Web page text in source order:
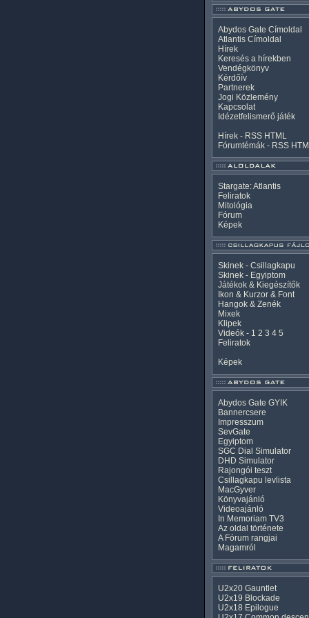
Abydos Gate Címoldal
Atlantis Címoldal
Hírek
Keresés a hírekben
Vendégkönyv
Kérdőív
Partnerek
Jogi Közlemény
Kapcsolat
Idézetfelismerő játék
Hírek - RSS HTML
Fórumtémák - RSS
Stargate: Atlantis
Feliratok
Mitológia
Fórum
Képek
Skinek - Csillagkapu
Skinek - Egyiptom
Játékok & Kiegészítők
Ikon & Kurzor & Font
Hangok & Zenék
Mixek
Klipek
Videók- 1 2 3 4 5
Feliratok
Képek
Abydos Gate GYIK
Bannercsere
Impresszum
SevGate
Egyiptom
SGC Dial Simulator
DHD Simulator
Rajongói teszt
Csillagkapu levlista
MacGyver
Könyvajánló
Videoajánló
In Memoriam TV3
Az oldal története
A Fórum rangjai
Magamról
U2x20 Gauntlet
U2x19 Blockade
U2x18 Epilogue